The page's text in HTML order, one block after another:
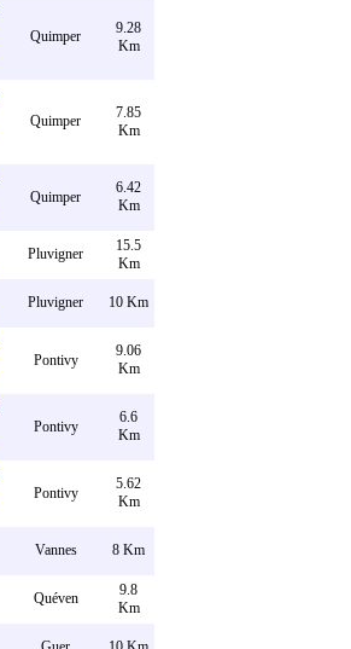
Quimper
9.28
Km
Quimper
7.85
Km
Quimper
6.42
Km
Pluvigner
15.5
Km
Pluvigner 10 Km
Pontivy
9.06
Km
Pontivy
6.6
Km
Pontivy
5.62
Km
Vannes 8 Km
Quéven
9.8
Km